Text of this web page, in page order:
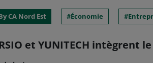
CA Nord Est Économie
et YUNITECH intègrent
lecture